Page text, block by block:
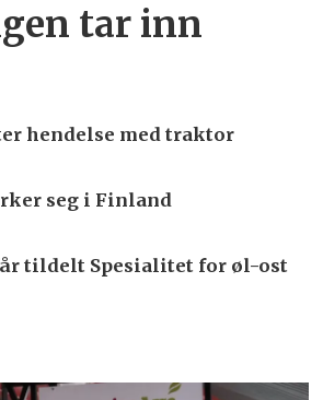
tar inn
hendelse med traktor
seg i Finland
tildelt Spesialitet for øl-ost